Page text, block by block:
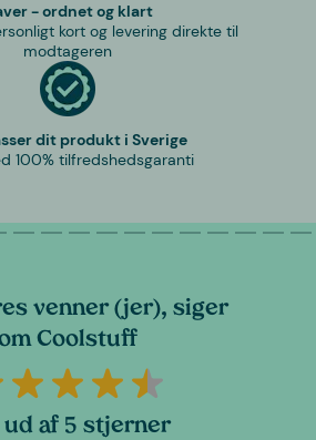
- ordnet og klart
kort og levering direkte til
modtageren
dit produkt i Sverige
100% tilfredshedsgaranti
venner (jer), siger
Coolstuff
ud af 5 stjerner